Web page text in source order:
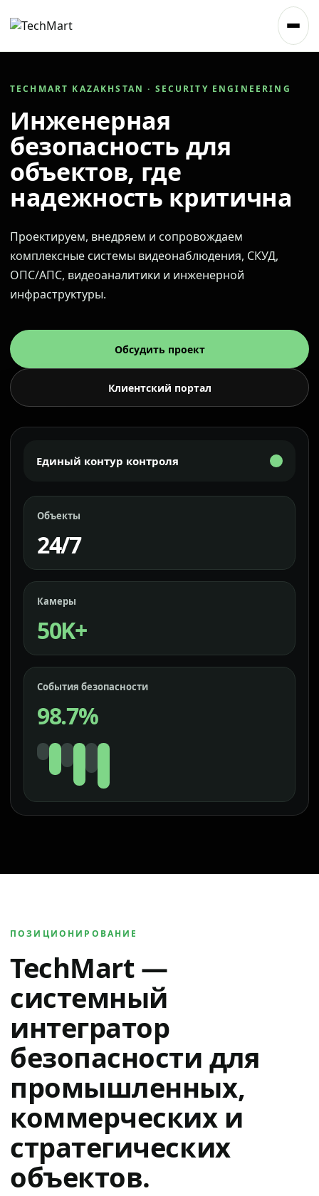
TECHMART KAZAKHSTAN · SECURITY ENGINEERING
Инженерная
безопасность для
объектов, где
надежность критична
Проектируем, внедряем и сопровождаем
комплексные системы видеонаблюдения, СКУД,
ОПС/АПС, видеоаналитики и инженерной
инфраструктуры.
Обсудить проект
Клиентский портал
Единый контур контроля
Объекты
24/7
Камеры
50K+
События безопасности
98.7%
ПОЗИЦИОНИРОВАНИЕ
TechMart —
системный
интегратор
безопасности для
промышленных,
коммерческих и
стратегических
объектов.